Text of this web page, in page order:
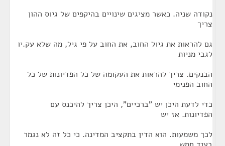
נקודה שניה. כאשר מציגים שינויים בהיקפים של גיוס ההון
צריך
גם להראות את גיול החוב, את החוב על פי גיל, מה שלא עק.יו
לגבי מניות
הבנקים. צריך להראות את העקומה של כל הפדיונות של כל
החוב הפנימי
כדי לדעת היכן יש "ברכיים", היכן צריך להיכנס עם
הפדיונות. אז יש
לכך משמעות. הוא הדין בתקציב המדינה. כי כל זה לא נגמר